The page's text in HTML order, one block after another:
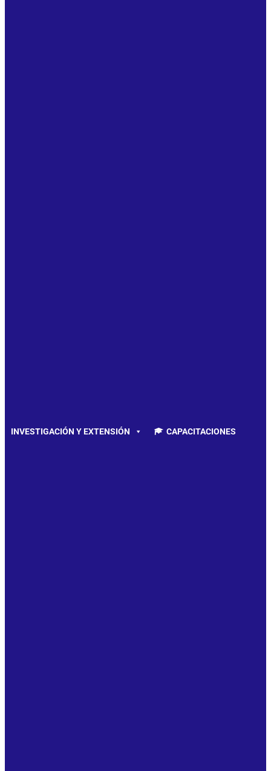
INVESTIGACIÓN Y EXTENSIÓN CAPACITACIONES